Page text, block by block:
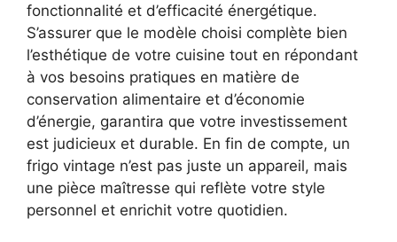
fonctionnalité et d’efficacité énergétique.
S’assurer que le modèle choisi complète bien
l’esthétique de votre cuisine tout en répondant
à vos besoins pratiques en matière de
conservation alimentaire et d’économie
d’énergie, garantira que votre investissement
est judicieux et durable. En fin de compte, un
frigo vintage n’est pas juste un appareil, mais
une pièce maîtresse qui reflète votre style
personnel et enrichit votre quotidien.